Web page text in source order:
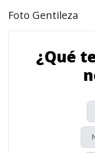
Foto Gentileza
¿Qué